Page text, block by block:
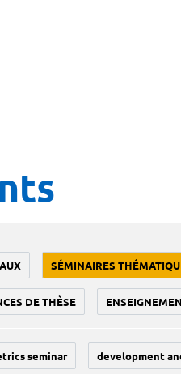
SÉMINAIRES
DE THÈSE
seminar development